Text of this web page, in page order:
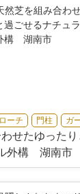
ーチ 門柱 ガ
せたゆった
外構 湖南市